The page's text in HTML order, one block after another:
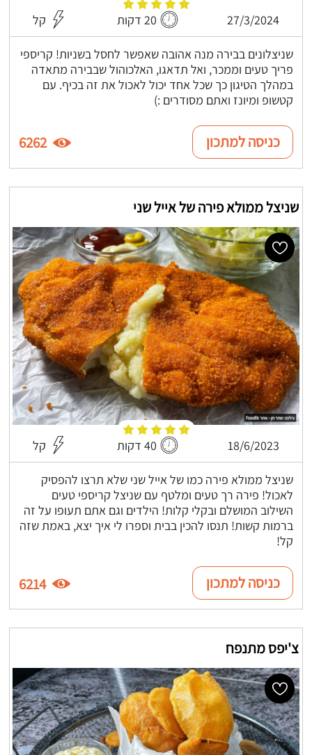
27/3/2024 20 דקות קל
שניצלונים בבירה מנה אהובה שאפשר לחסל בשניות! קריספי
פריך טעים וממכר, ואל תדאגו, האלכוהול שבבירה מתאדה
במהלך הטיגון כך שכל אחד יכול לאכול את זה בכיף. עם
קטשופ ומיונז ואתם מסודרים :)
כניסה למתכון 6262
שניצל ממולא פירה של אייל שני
18/6/2023 40 דקות קל
שניצל ממולא פירה כמו של אייל שני שלא תרצו להפסיק
לאכול! פירה רך טעים ומלטף עם שניצל קריספי טעים
השילוב המושלם ובקלי קלות! הילדים וגם אתם תעופו על זה
ברמות קשות! תנסו להכין בבית וספרו לי איך יצא, באמת שזה
קל!
כניסה למתכון 6214
צ'יפס מתנפח